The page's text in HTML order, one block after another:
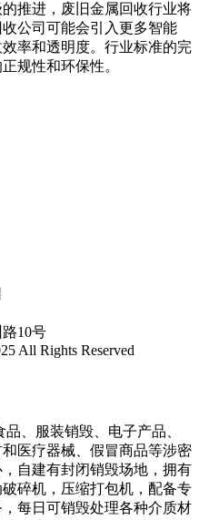
推进，废旧金属回收行业将
公司可能会引入更多智能
率和透明度。行业标准的完
规性和环保性。
10号
All Rights Reserved
品、服装销毁、电子产品、
医疗器械、假冒商品等涉密
自建有封闭销毁场地，拥有
碎机，压缩打包机，配备专
每日可销毁处理各种介质材